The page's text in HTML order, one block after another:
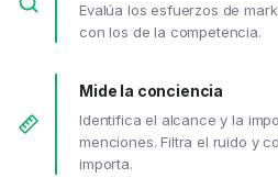
Evalúa los esfuerzos de
con los de la competencia.
Mide la conciencia
Identifica el alcance y la
menciones. Filtra el ruido y
importa.